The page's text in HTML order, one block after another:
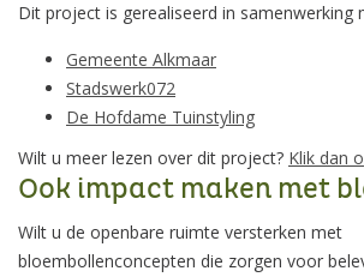
Dit project is gerealiseerd in samenwerking
Gemeente Alkmaar
Stadswerk072
De Hofdame Tuinstyling
Wilt u meer lezen over dit project? Klik dan
Ook impact maken met
Wilt u de openbare ruimte versterken met
bloembollenconcepten die zorgen voor